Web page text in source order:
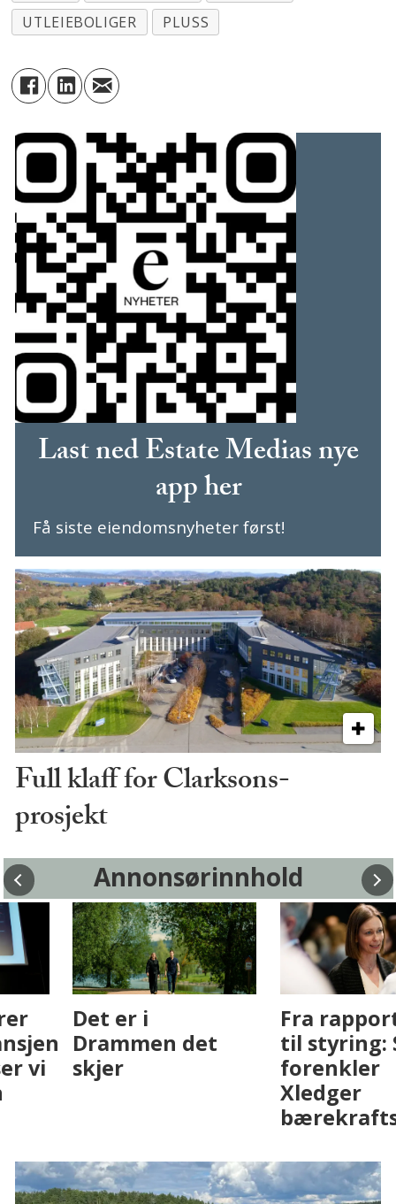
UTLEIEBOLIGER
PLUSS
Last ned Estate Medias nye
app her
Få siste eiendomsnyheter først!
Full klaff for Clarksons-
prosjekt
Annonsørinnhold
Fenistra endrer
eiendomsbransjen
med AI. Slik ser vi
Det er i
Drammen det